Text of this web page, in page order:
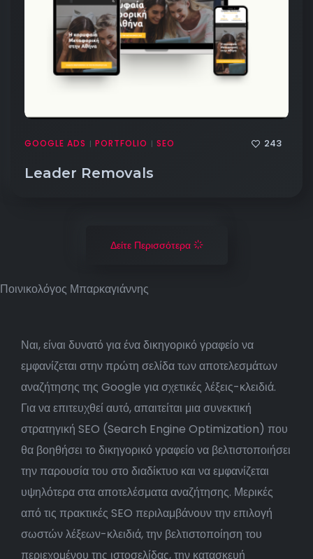
GOOGLE ADS | PORTFOLIO | SEO 243
Leader Removals
Δείτε Περισσότερα
Ποινικολόγος Μπαρκαγιάννης
Ναι, είναι δυνατό για ένα δικηγορικό γραφείο να
εμφανίζεται στην πρώτη σελίδα των αποτελεσμάτων
αναζήτησης της Google για σχετικές λέξεις-κλειδιά.
Για να επιτευχθεί αυτό, απαιτείται μια συνεκτική
στρατηγική SEO (Search Engine Optimization) που
θα βοηθήσει το δικηγορικό γραφείο να βελτιστοποιήσει
την παρουσία του στο διαδίκτυο και να εμφανίζεται
υψηλότερα στα αποτελέσματα αναζήτησης. Μερικές
από τις πρακτικές SEO περιλαμβάνουν την επιλογή
σωστών λέξεων-κλειδιά, την βελτιστοποίηση του
περιεχομένου της ιστοσελίδας, την κατασκευή